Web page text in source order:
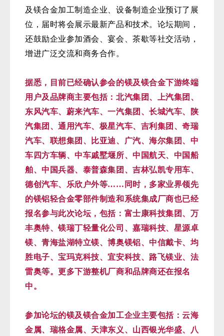
及镁合金加工制造企业、设备制造企业预订了展
位，届时将会展示最新产品和技术。论坛期间，
还鼓励企业参加酒会、宴会、茶歇等社交活动，
增进广泛交流和商务合作。
据悉，目前已经确认参会的镁及镁合金下游终端
用户及品牌商主要包括：北汽集团、上汽集团、
东风汽车、蔚来汽车、一汽集团、长城汽车、陕
汽集团、通用汽车、极星汽车、吉利集团、奇瑞
汽车、联想集团、比亚迪、广汽、海尔集团、中
车四方车辆、中车戚墅堰所、中国航天、中国船
舶、中国兵器、泰普森集团、吉林弘凯专用车、
德创汽车、乐欣户外等……同时，多家业界领先
的镁铝轻合金零部件制造和系统集成厂商也已经
报名参与此次论坛，包括：富士康科技集团、万
丰奥特、镁瑞丁轻量化公司、嘉瑞科技、星源卓
镁、青海盐湖特立镁、博奥镁铝、中信戴卡、均
胜电子、宝玛克科技、宜安科技、路飞镁业、法
雷奥等。更多下游整机厂商和品牌商还在报名
中。
参加论坛的镁及镁合金加工企业主要包括：云海
金属、瑞格金属、天津东义、山西银光华盛、八